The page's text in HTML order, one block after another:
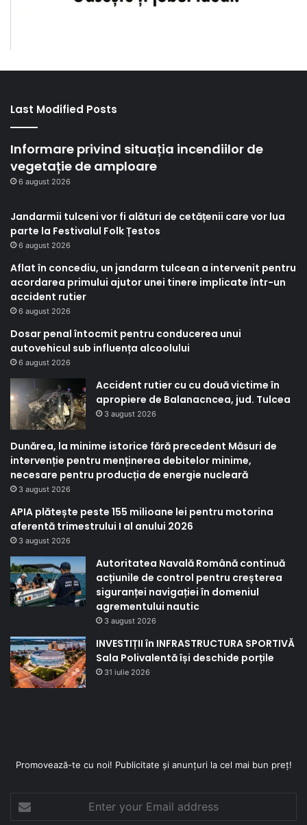
Last Modified Posts
Informare privind situația incendiilor de
vegetație de amploare
6 august 2026
Jandarmii tulceni vor fi alături de cetățenii care vor lua
parte la Festivalul Folk Țestos
6 august 2026
Aflat în concediu, un jandarm tulcean a intervenit pentru
acordarea primului ajutor unei tinere implicate într-un
accident rutier
6 august 2026
Dosar penal întocmit pentru conducerea unui
autovehicul sub influența alcoolului
6 august 2026
Accident rutier cu cu două victime în
apropiere de Balanacncea, jud. Tulcea
3 august 2026
Dunărea, la minime istorice fără precedent Măsuri de
intervenție pentru menținerea debitelor minime,
necesare pentru producția de energie nucleară
3 august 2026
APIA plătește peste 155 milioane lei pentru motorina
aferentă trimestrului I al anului 2026
3 august 2026
Autoritatea Navală Română continuă
acțiunile de control pentru creșterea
siguranței navigației în domeniul
agrementului nautic
3 august 2026
INVESTIȚII în INFRASTRUCTURA SPORTIVĂ
Sala Polivalentă își deschide porțile
31 iulie 2026
Promovează-te cu noi! Publicitate și anunțuri la cel mai bun preț!
your